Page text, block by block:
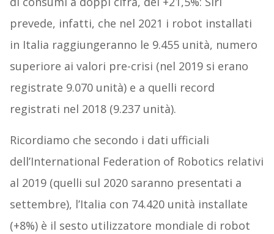
prevede, infatti, che nel 2021 i robot installati
in Italia raggiungeranno le 9.455 unità, numero
superiore ai valori pre-crisi (nel 2019 si erano
registrate 9.070 unità) e a quelli record
registrati nel 2018 (9.237 unità).
Ricordiamo che secondo i dati ufficiali
dell’International Federation of Robotics relativi
al 2019 (quelli sul 2020 saranno presentati a
settembre), l’Italia con 74.420 unità installate
(+8%) è il sesto utilizzatore mondiale di robot